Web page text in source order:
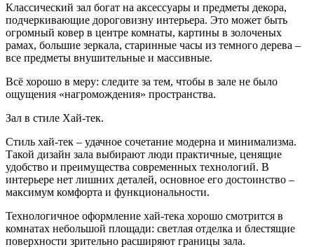
Классический зал богат на аксессуары и предметы декора,
подчеркивающие дороговизну интерьера. Это может быть
огромный ковер в центре комнаты, картины в золоченых
рамах, большие зеркала, старинные часы из темного дерева –
все предметы внушительные и массивные.
Всё хорошо в меру: следите за тем, чтобы в зале не было
ощущения «нагромождения» пространства.
Зал в стиле Хай-тек.
Стиль хай-тек – удачное сочетание модерна и минимализма.
Такой дизайн зала выбирают люди практичные, ценящие
удобство и преимущества современных технологий. В
интерьере нет лишних деталей, основное его достоинство –
максимум комфорта и функциональности.
Технологичное оформление хай-тека хорошо смотрится в
комнатах небольшой площади: светлая отделка и блестящие
поверхности зрительно расширяют границы зала.